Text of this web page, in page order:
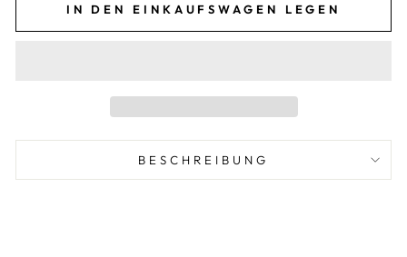
IN DEN EINKAUFSWAGEN LEGEN
BESCHREIBUNG